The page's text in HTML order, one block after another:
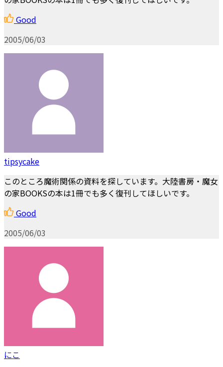
Good
2005/06/03
tipsycake
このところ魔術関係の資料を探しています。大陸書房・魔女
の家BOOKSの本は1冊でも多く復刊してほしいです。
Good
2005/06/03
にこ